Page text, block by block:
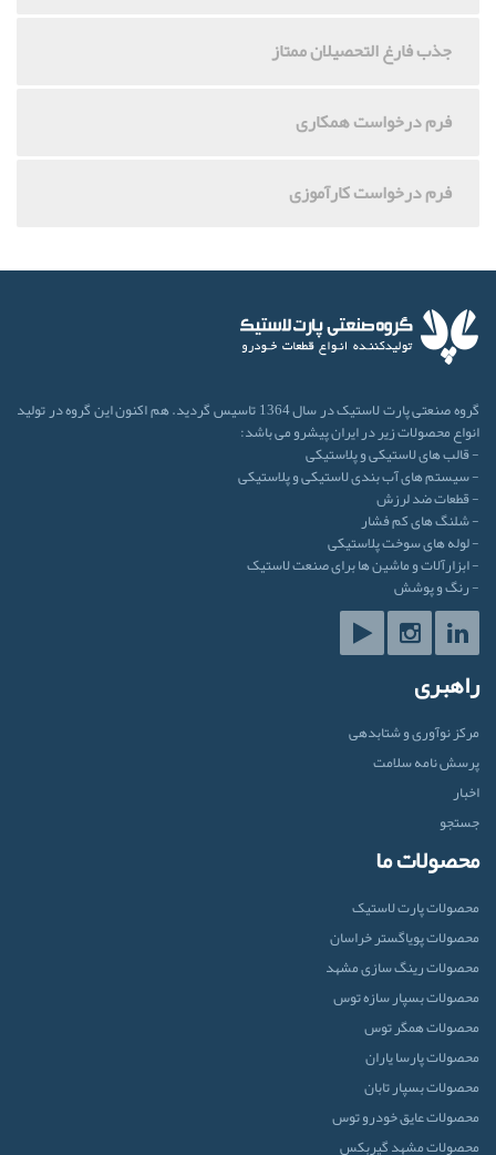
جذب فارغ التحصیلان ممتاز
فرم درخواست همکاری
فرم درخواست کارآموزی
گروه صنعتی پارت لاستیک در سال 1364 تاسیس گردید. هم اکنون این گروه در تولید
انواع محصولات زیر در ایران پیشرو می باشد:
- قالب های لاستیکی و پلاستیکی
- سیستم های آب بندی لاستیکی و پلاستیکی
- قطعات ضد لرزش
- شلنگ های کم فشار
- لوله های سوخت پلاستیکی
- ابزارآلات و ماشین ها برای صنعت لاستیک
- رنگ و پوشش
راهبری
مرکز نوآوری و شتابدهی
پرسش نامه سلامت
اخبار
جستجو
محصولات ما
محصولات پارت لاستیک
محصولات پویاگستر خراسان
محصولات رینگ سازی مشهد
محصولات بسپار سازه توس
محصولات همگر توس
محصولات پارسا یاران
محصولات بسپار تابان
محصولات عایق خودرو توس
محصولات مشهد گیربکس